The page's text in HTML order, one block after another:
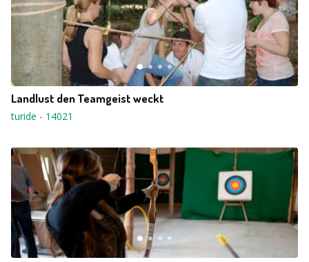
Landlust den Teamgeist weckt
turide - 14021